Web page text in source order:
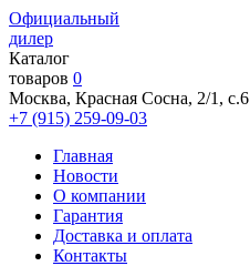
Официальный
дилер
Каталог
товаров 0
Москва, Красная Сосна, 2/1, с.6
+7 (915) 259-09-03
Главная
Новости
О компании
Гарантия
Доставка и оплата
Контакты